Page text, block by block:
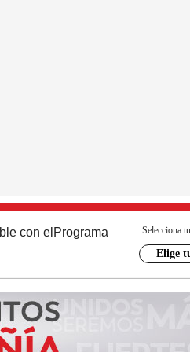
con el Programa Selecciona
Elige